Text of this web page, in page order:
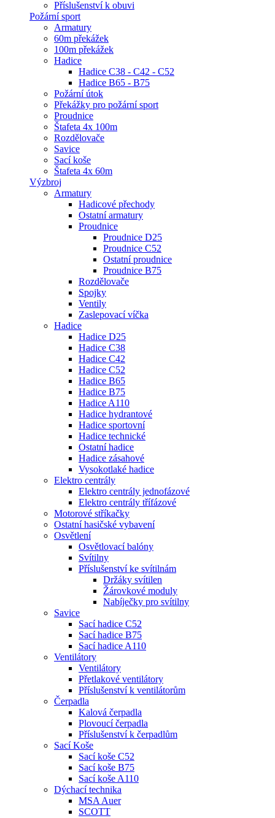
Příslušenství k obuvi
Požární sport
Armatury
60m překážek
100m překážek
Hadice
Hadice C38 - C42 - C52
Hadice B65 - B75
Požární útok
Překážky pro požární sport
Proudnice
Štafeta 4x 100m
Rozdělovače
Savice
Sací koše
Štafeta 4x 60m
Výzbroj
Armatury
Hadicové přechody
Ostatní armatury
Proudnice
Proudnice D25
Proudnice C52
Ostatní proudnice
Proudnice B75
Rozdělovače
Spojky
Ventily
Zaslepovací víčka
Hadice
Hadice D25
Hadice C38
Hadice C42
Hadice C52
Hadice B65
Hadice B75
Hadice A110
Hadice hydrantové
Hadice sportovní
Hadice technické
Ostatní hadice
Hadice zásahové
Vysokotlaké hadice
Elektro centrály
Elektro centrály jednofázové
Elektro centrály třífázové
Motorové stříkačky
Ostatní hasičské vybavení
Osvětlení
Osvětlovací balóny
Svítilny
Příslušenství ke svítilnám
Držáky svítilen
Žárovkové moduly
Nabíječky pro svítilny
Savice
Sací hadice C52
Sací hadice B75
Sací hadice A110
Ventilátory
Ventilátory
Přetlakové ventilátory
Příslušenství k ventilátorům
Čerpadla
Kalová čerpadla
Plovoucí čerpadla
Příslušenství k čerpadlům
Sací Koše
Sací koše C52
Sací koše B75
Sací koše A110
Dýchací technika
MSA Auer
SCOTT